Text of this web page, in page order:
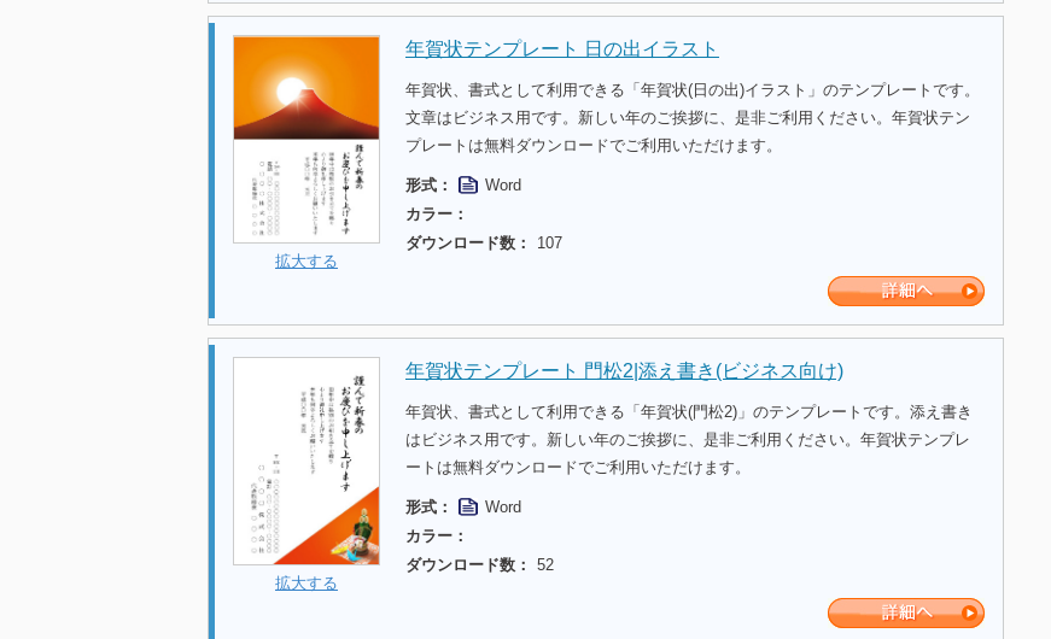
拡大する
年賀状テンプレート 日の出イラスト
年賀状、書式として利用できる「年賀状(日の出)イラスト」のテンプレートです。
文章はビジネス用です。新しい年のご挨拶に、是非ご利用ください。年賀状テン
プレートは無料ダウンロードでご利用いただけます。
形式：
Word
カラー：
ダウンロード数：
107
拡大する
年賀状テンプレート 門松2|添え書き(ビジネス向け)
年賀状、書式として利用できる「年賀状(門松2)」のテンプレートです。添え書き
はビジネス用です。新しい年のご挨拶に、是非ご利用ください。年賀状テンプレ
ートは無料ダウンロードでご利用いただけます。
形式：
Word
カラー：
ダウンロード数：
52